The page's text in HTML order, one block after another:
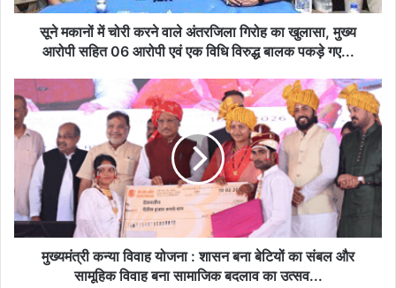
का
खुलासा,
सहित
06
आरोपी
एवं
विधि
विरुद्ध
बालक
सूने मकानों में चोरी करने वाले अंतरजिला गिरोह का खुलासा, मुख्य
आरोपी सहित 06 आरोपी एवं एक विधि विरुद्ध बालक पकड़े गए...
मुख्यमंत्री
कन्या
विवाह
योजना
शासन
बना
बेटियों
का
मुख्यमंत्री कन्या विवाह योजना : शासन बना बेटियों का संबल और
सामूहिक विवाह बना सामाजिक बदलाव का उत्सव...